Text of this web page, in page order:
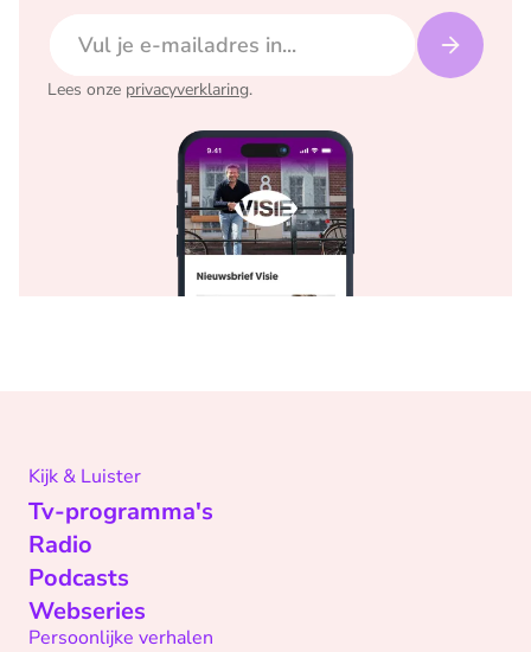
Lees onze privacyverklaring.
Kijk & Luister
Tv-programma's
Radio
Podcasts
Webseries
Persoonlijke verhalen